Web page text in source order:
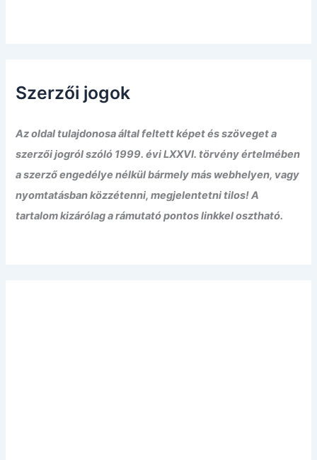
Szerzői jogok
Az oldal tulajdonosa által feltett képet és szöveget a
szerzői jogról szóló 1999. évi LXXVI. törvény értelmében
a szerző engedélye nélkül bármely más webhelyen, vagy
nyomtatásban közzétenni, megjelentetni tilos! A
tartalom kizárólag a rámutató pontos linkkel osztható.